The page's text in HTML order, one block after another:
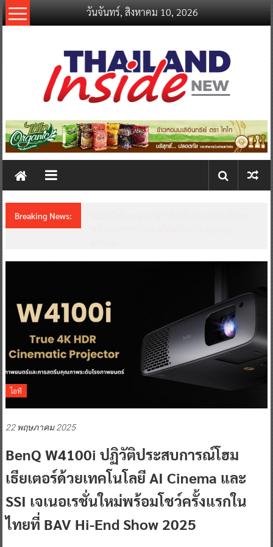
Skip
to
วันจันทร์, สิงหาคม 10, 2026
thailandinsidenew.com
Thailand
New
Breaking News:
ไอที
22 พฤษภาคม 2025
BenQ W4100i ปฏิวัติประสบการณ์โฮม
เธียเตอร์ด้วยเทคโนโลยี AI Cinema และ
SSI เจเนอเรชั่นใหม่พร้อมโชว์ครั้งแรกใน
ไทยที่ BAV Hi-End Show 2025